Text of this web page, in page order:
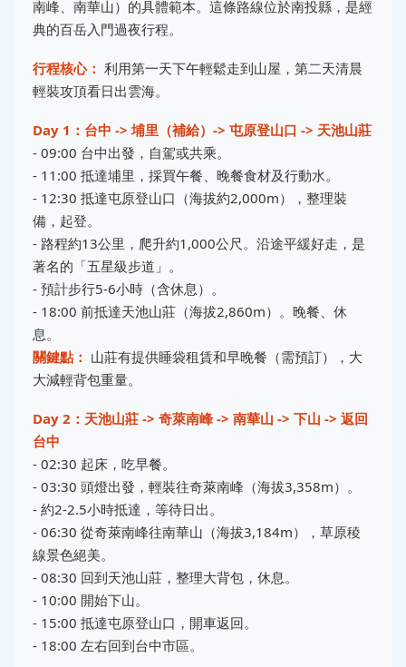
南峰、南華山）的具體範本。這條路線位於南投縣，是經
典的百岳入門過夜行程。
行程核心： 利用第一天下午輕鬆走到山屋，第二天清晨
輕裝攻頂看日出雲海。
Day 1：台中 -> 埔里（補給）-> 屯原登山口 -> 天池山莊
- 09:00 台中出發，自駕或共乘。
- 11:00 抵達埔里，採買午餐、晚餐食材及行動水。
- 12:30 抵達屯原登山口（海拔約2,000m），整理裝
備，起登。
- 路程約13公里，爬升約1,000公尺。沿途平緩好走，是
著名的「五星級步道」。
- 預計步行5-6小時（含休息）。
- 18:00 前抵達天池山莊（海拔2,860m）。晚餐、休
息。
關鍵點： 山莊有提供睡袋租賃和早晚餐（需預訂），大
大減輕背包重量。
Day 2：天池山莊 -> 奇萊南峰 -> 南華山 -> 下山 -> 返回
台中
- 02:30 起床，吃早餐。
- 03:30 頭燈出發，輕裝往奇萊南峰（海拔3,358m）。
- 約2-2.5小時抵達，等待日出。
- 06:30 從奇萊南峰往南華山（海拔3,184m），草原稜
線景色絕美。
- 08:30 回到天池山莊，整理大背包，休息。
- 10:00 開始下山。
- 15:00 抵達屯原登山口，開車返回。
- 18:00 左右回到台中市區。